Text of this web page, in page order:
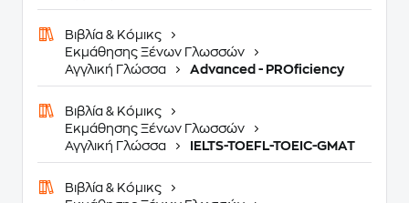
Βιβλία & Κόμικς
Εκμάθησης Ξένων Γλωσσών
Αγγλική Γλώσσα
Advanced - PROficiency
Βιβλία & Κόμικς
Εκμάθησης Ξένων Γλωσσών
Αγγλική Γλώσσα
IELTS-TOEFL-TOEIC-GMAT
Βιβλία & Κόμικς